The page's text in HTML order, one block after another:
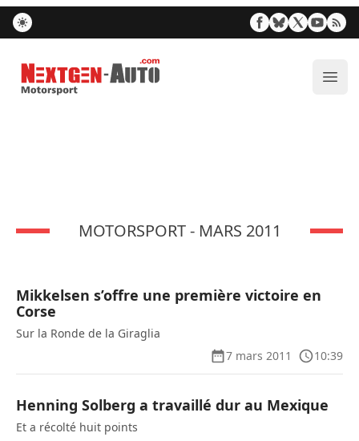
Nextgen-Auto.com
MOTORSPORT - MARS 2011
Mikkelsen s’offre une première victoire en
Corse
Sur la Ronde de la Giraglia
7 mars 2011
10:39
Henning Solberg a travaillé dur au Mexique
Et a récolté huit points